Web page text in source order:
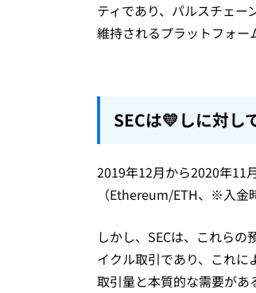
ティであり、パルスチェー
維持されるプラットフォー
SECは💛しに対し
2019年12月から2020年11
（Ethereum/ETH、※入金
しかし、SECは、これら
イクル取引であり、これ
取引量と本質的な需要があ